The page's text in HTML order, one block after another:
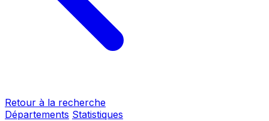
Retour à la recherche
Départements Statistiques